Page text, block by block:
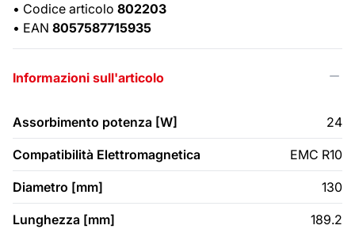
• Codice articolo 802203
• EAN 8057587715935
Informazioni sull'articolo
Assorbimento potenza [W] 24
Compatibilità Elettromagnetica EMC R10
Diametro [mm] 130
Lunghezza [mm] 189.2